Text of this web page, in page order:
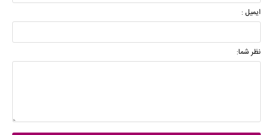
ایمیل :
نظر شما: